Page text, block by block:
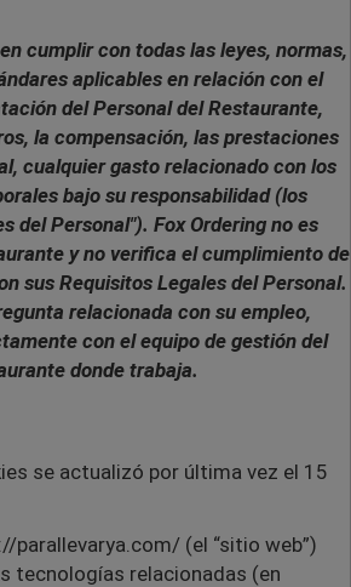
cumplir con todas las leyes, normas,
aplicables en relación con el
del Personal del Restaurante,
la compensación, las prestaciones
cualquier gasto relacionado con los
bajo su responsabilidad (los
del Personal"). Fox Ordering no es
y no verifica el cumplimiento de
sus Requisitos Legales del Personal.
relacionada con su empleo,
con el equipo de gestión del
donde trabaja.
se actualizó por última vez el 15
parallevarya.com/ (el “sitio web”)
tecnologías relacionadas (en